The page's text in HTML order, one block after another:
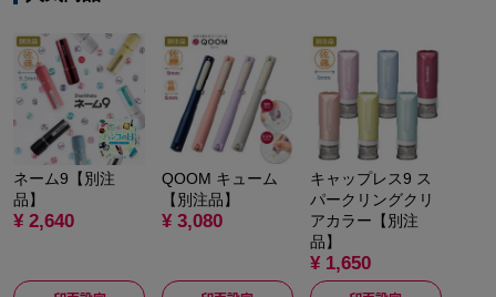
ネーム9【別注
品】
¥ 2,640
QOOM キューム
【別注品】
¥ 3,080
キャップレス9 ス
パークリングクリ
アカラー【別注
品】
¥ 1,650